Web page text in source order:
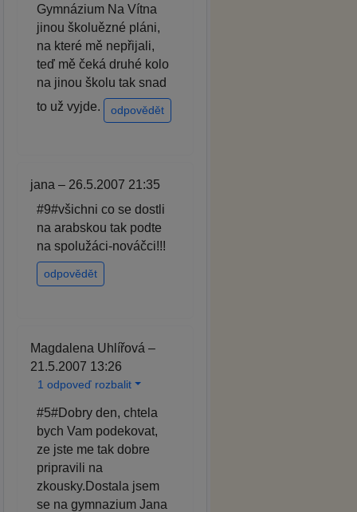
Gymnázium Na Vítna
jinou školuězné pláni,
na které mě nepřijali,
teď mě čeká druhé kolo
na jinou školu tak snad
to už vyjde.
odpovědět
jana – 26.5.2007 21:35
#9#všichni co se dostli
na arabskou tak podte
na spolužáci-nováčci!!!
odpovědět
Magdalena Uhlířová –
21.5.2007 13:26
1 odpoveď rozbalit
#5#Dobry den, chtela
bych Vam podekovat,
ze jste me tak dobre
pripravili na
zkousky.Dostala jsem
se na gymnazium Jana